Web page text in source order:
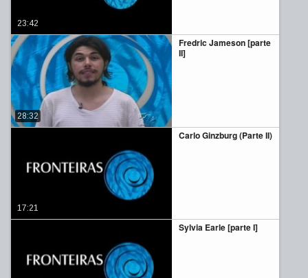
23:42
Fredric Jameson [parte
II]
28:32
Carlo Ginzburg (Parte II)
17:21
Sylvia Earle [parte I]